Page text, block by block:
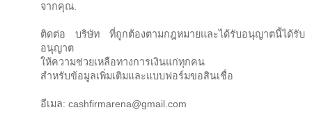
จากคุณ.
ติดต่อ บริษัท ที่ถูกต้องตามกฎหมายและได้รับอนุญาตนี้ได้รับ
อนุญาต
ให้ความช่วยเหลือทางการเงินแก่ทุกคน
สำหรับข้อมูลเพิ่มเติมและแบบฟอร์มขอสินเชื่อ
อีเมล: cashfirmarena@gmail.com